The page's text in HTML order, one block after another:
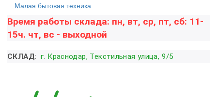
Малая бытовая техника
Время работы склада: пн, вт, ср, пт, сб: 11-
15ч. чт, вс - выходной
СКЛАД: г. Краснодар, Текстильная улица, 9/5